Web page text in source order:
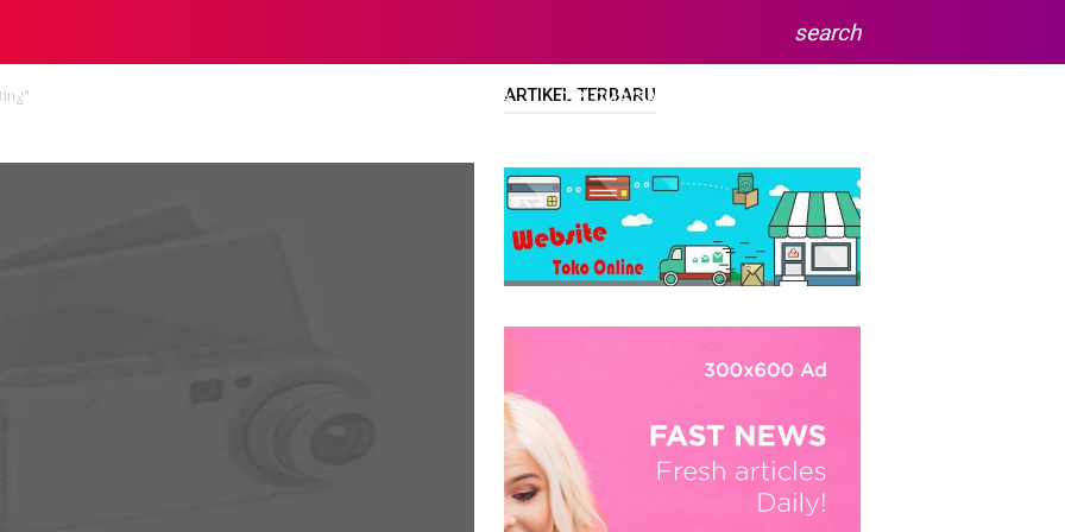
SMA/SMK/SLTA DIPLOMA/SARJANA
search
ARTIKEL TERBARU